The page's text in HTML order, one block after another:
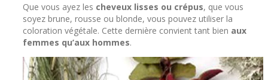
Que vous ayez les cheveux lisses ou crépus, que vous
soyez brune, rousse ou blonde, vous pouvez utiliser la
coloration végétale. Cette dernière convient tant bien aux
femmes qu’aux hommes.